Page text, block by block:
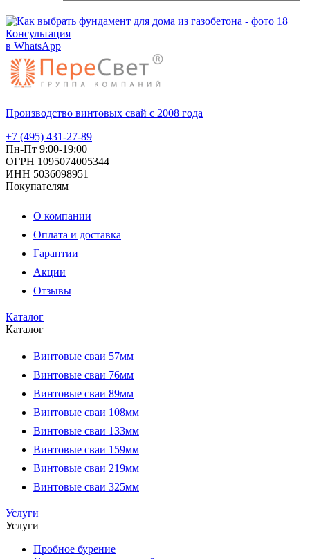
Консультация
в WhatsApp
Производство винтовых свай с 2008 года
+7 (495) 431-27-89
Пн-Пт 9:00-19:00
ОГРН 1095074005344
ИНН 5036098951
Покупателям
О компании
Оплата и доставка
Гарантии
Акции
Отзывы
Каталог
Каталог
Винтовые сваи 57мм
Винтовые сваи 76мм
Винтовые сваи 89мм
Винтовые сваи 108мм
Винтовые сваи 133мм
Винтовые сваи 159мм
Винтовые сваи 219мм
Винтовые сваи 325мм
Услуги
Услуги
Пробное бурение